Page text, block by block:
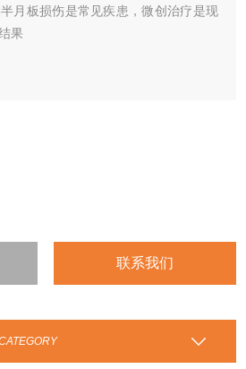
月板损伤是常见疾患，微创治疗是现
果
联系我们